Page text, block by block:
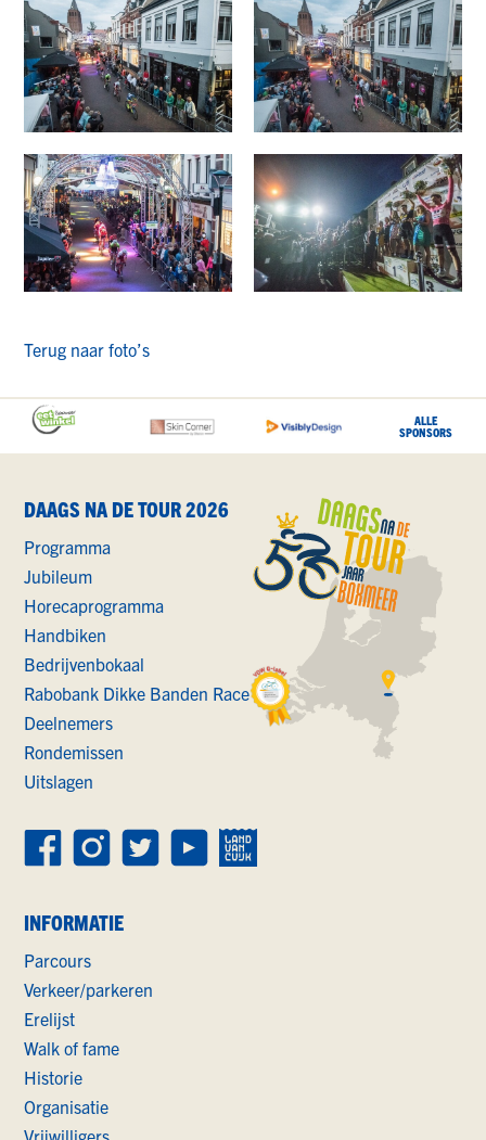
Terug naar foto’s
ALLE
SPONSORS
DAAGS NA DE TOUR 2026
Programma
Jubileum
Horecaprogramma
Handbiken
Bedrijvenbokaal
Rabobank Dikke Banden Race
Deelnemers
Rondemissen
Uitslagen
INFORMATIE
Parcours
Verkeer/parkeren
Erelijst
Walk of fame
Historie
Organisatie
Vrijwilligers